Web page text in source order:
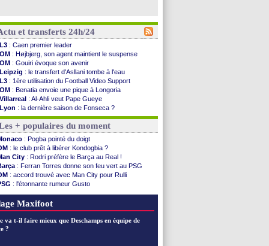
et transferts 24h/24
L3 : Caen premier leader
OM : Højbjerg, son agent maintient le suspense
OM : Gouiri évoque son avenir
Leipzig : le transfert d'Asllani tombe à l'eau
L3 : 1ère utilisation du Football Video Support
OM : Benatia envoie une pique à Longoria
Villarreal : Al-Ahli veut Pape Gueye
Lyon : la dernière saison de Fonseca ?
OM: un nouveau prétendant pour Højbjerg
Brest: un gardien norvégien en approche ?
OM: McCourt a versé 120 M€ en 2026
PSG: 4 retours dans le groupe face à Man Utd ...
Nice: Kevin Carlos va partir en Italie
L1: prison avec sursis requis contre un arbitre
Leganés: c'est signé pour Luca Zidane (off.)
Atletico: Ruggeri en route pour Aston Villa
Monaco: Filipe Luis soutient Biereth
PSG : Nsoki va signer en Croatie
Real: Mastantuono prêté à la Fiorentina (off.)
Man City
+ populaires du moment
: Pogba pointé du doigt
: le club prêt à libérer Kondogbia ?
City : Rodri préfère le Barça au Real !
: Ferran Torres donne son feu vert au PSG
: accord trouvé avec Man City pour Rulli
: l'étonnante rumeur Gusto
: Owori battu à mort à Kampala
Maxifoot
va t-il faire mieux que Deschamps en équipe de
?